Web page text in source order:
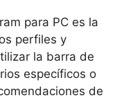
para PC es la‍
perfiles y
⁤la barra de
‍específicos o
de